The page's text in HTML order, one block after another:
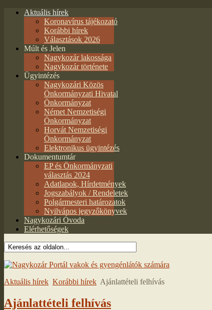
Aktuális hírek
Koronavírus tájékozató
Korábbi hírek
Választások 2026
Múlt és Jelen
Nagykozár lakossága
Nagykozár története
Ügyintézés
Nagykozári Közös
Önkormányzati Hivatal
Önkormányzat
Német Nemzetiségi
Önkormányzat
Horvát Nemzetiségi
Önkormányzat
Elektronikus ügyintézés
Dokumentumtár
EP és Önkormányzati
választás 2024
Adatlapok, Hírdetmények
Jogszabályok / Rendeletek
Polgármesteri határozatok
Nyilvános jegyzőkönyvek
Nagykozári Óvoda
Elérhetőségek
Aktuális hírek Korábbi hírek Ajánlattételi felhívás
Ajánlattételi felhívás